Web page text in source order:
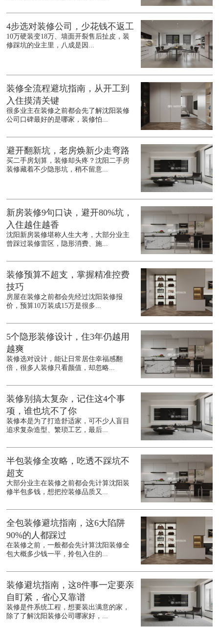
4步选对装修公司，少花钱不返工
10万硬装变18万、墙面开裂售后扯皮，装
修踩坑的业主里，八成是因...
装修全流程避坑指南，从开工到
入住摸清关键
很多业主在装修之前都会先了解沈阳装修
公司口碑最好的是哪家，装修怕...
避开翻新坑，老房焕新少走弯路
买二手房划算，装修却头疼？沈阳二手房
装修藏着不少隐形坑，稍不留意...
新房装修9句口诀，避开80%坑，
入住越住越香
沈阳新房装修堪称人生大考，大部分业主
曾踩过装修雷区，隐形消费、施...
装修预算不超支，掌握精准控费
技巧
房屋在装修之前都会先经过沈阳装修报
价，预算10万装成15万是很多...
5个隐形装修设计，住3年仍越用
越爽
装修选对设计，能让日常居住幸福感翻
倍，很多人装修只看颜值，却忽略...
装修别搞太复杂，记住这4个事
项，谁也坑不了你
装修本是为了打造舒适家，可不少人盲目
追求复杂造型、繁琐工艺，最后...
半包装修全攻略，吃透不踩坑不
超支
大部分业主在装修之前都会先计算沈阳装
修半包多钱，想把控装修品质又...
全包装修避坑指南，这6大陷阱
90%的人都踩过
在装修之前，一般都会先计算沈阳装修全
包大概多少钱一平，拎包入住的...
装修避坑指南，这8件事一定要亲
自盯紧，省心又靠谱
装修是件系统工程，想要装出满意的家，
除了了解沈阳装修公司哪家好，...